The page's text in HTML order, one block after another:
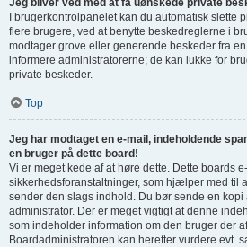
Jeg bliver ved med at få uønskede private
I brugerkontrolpanelet kan du automatisk slette
flere brugere, ved at benytte beskedreglerne i
modtager grove eller generende beskeder fra
informere administratorerne; de kan lukke for
private beskeder.
Top
Jeg har modtaget en e-mail, indeholdende
en bruger på dette board!
Vi er meget kede af at høre dette. Dette boards
sikkerhedsforanstaltninger, som hjælper med til
sender den slags indhold. Du bør sende en
administrator. Der er meget vigtigt at denne
som indeholder information om den bruger der
Boardadministratoren kan herefter vurdere evt.